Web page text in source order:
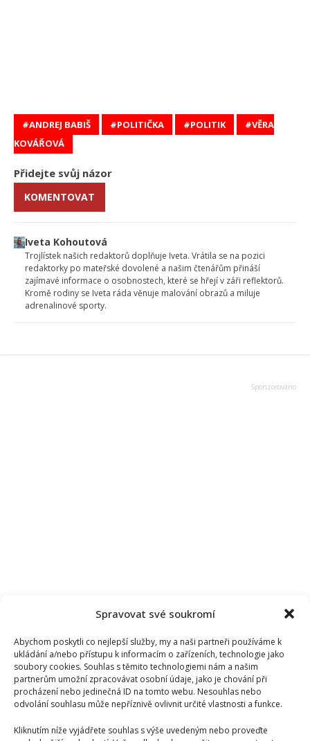
Spravovat své soukromí
Abychom poskytli co nejlepší služby, my a naši partneři používáme k
ukládání a/nebo přístupu k informacím o zařízeních, technologie jako
soubory cookies. Souhlas s těmito technologiemi nám a našim
partnerům umožní zpracovávat osobní údaje, jako je chování při
procházení nebo jedinečná ID na tomto webu. Nesouhlas nebo
odvolání souhlasu může nepříznivě ovlivnit určité vlastnosti a funkce.
Kliknutím níže vyjádřete souhlas s výše uvedeným nebo proveďte
ANDREJ BABIŠ POLITIČKA POLITIK
VĚRA
KOVÁŘOVÁ
Přidejte svůj názor
KOMENTOVAT
Iveta Kohoutová
Trojlístek našich redaktorů doplňuje Iveta. Vrátila se na pozici
redaktorky po mateřské dovolené a našim čtenářům přináší
zajímavé informace o osobnostech, které se hřejí v záři reflektorů.
Kromě rodiny se Iveta ráda věnuje malování obrazů a miluje
adrenalinové sporty.